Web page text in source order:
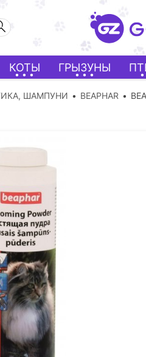
КОТЫ ГРЫЗУНЫ
ШАМПУНИ BEAPHAR